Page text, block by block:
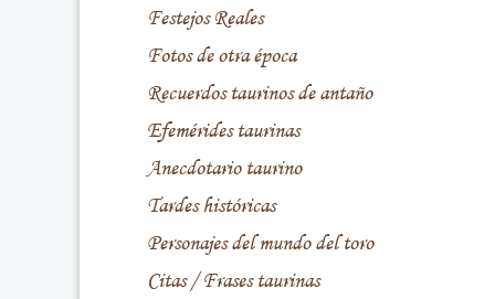
Festejos Reales
Fotos de otra época
Recuerdos taurinos de antaño
Efemérides taurinas
Anecdotario taurino
Tardes históricas
Personajes del mundo del toro
Citas / Frases taurinas